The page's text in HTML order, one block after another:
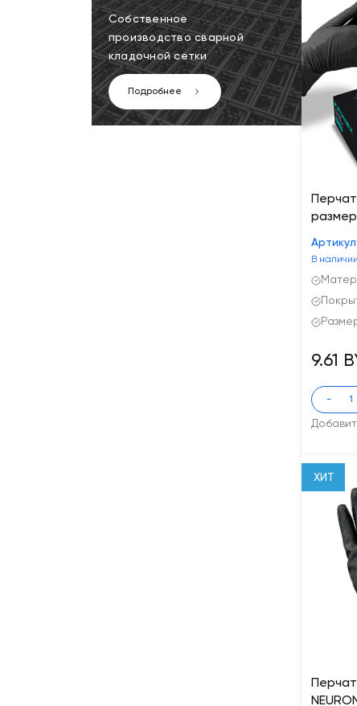
Собственное
производство сварной
кладочной сетки
Подробнее
размер
В наличии
9.61
-
ХИТ